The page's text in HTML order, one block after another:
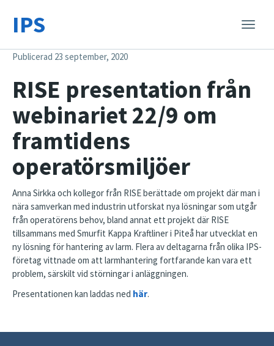
IPS
Toggle
Publicerad 23 september, 2020
RISE presentation från
webinariet 22/9 om
framtidens
operatörsmiljöer
Anna Sirkka och kollegor från RISE berättade om projekt där man i
nära samverkan med industrin utforskat nya lösningar som utgår
från operatörens behov, bland annat ett projekt där RISE
tillsammans med Smurfit Kappa Kraftliner i Piteå har utvecklat en
ny lösning för hantering av larm. Flera av deltagarna från olika IPS-
företag vittnade om att larmhantering fortfarande kan vara ett
problem, särskilt vid störningar i anläggningen.
Presentationen kan laddas ned här.